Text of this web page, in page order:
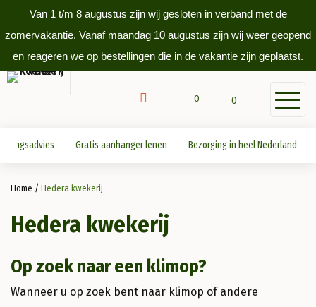
Van 1 t/m 8 augustus zijn wij gesloten in verband met de
zomervakantie. Vanaf maandag 10 augustus zijn wij weer geopend
en reageren we op bestellingen die in de vakantie zijn geplaatst.
0
0
Gratis aanhanger lenen Bezorging in heel Nederland
Home / Hedera kwekerij
Hedera kwekerij
Op zoek naar een klimop?
Wanneer u op zoek bent naar klimop of andere